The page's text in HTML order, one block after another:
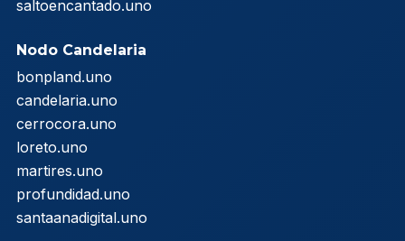
saltoencantado.uno
Nodo Candelaria
bonpland.uno
candelaria.uno
cerrocora.uno
loreto.uno
martires.uno
profundidad.uno
santaanadigital.uno